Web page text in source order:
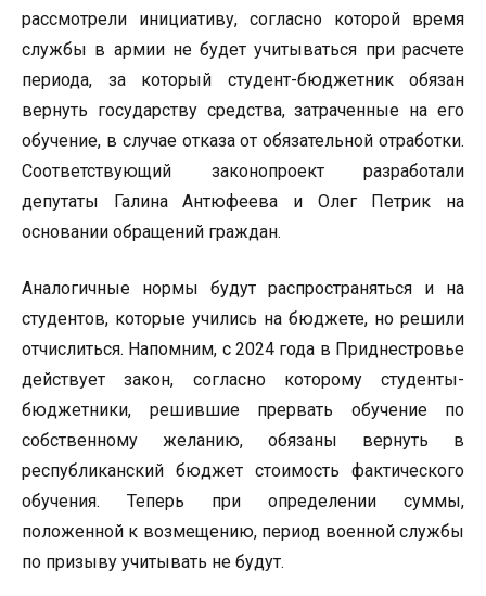
рассмотрели инициативу, согласно которой время
службы в армии не будет учитываться при расчете
периода, за который студент-бюджетник обязан
вернуть государству средства, затраченные на его
обучение, в случае отказа от обязательной отработки.
Соответствующий законопроект разработали
депутаты Галина Антюфеева и Олег Петрик на
основании обращений граждан.
Аналогичные нормы будут распространяться и на
студентов, которые учились на бюджете, но решили
отчислиться. Напомним, с 2024 года в Приднестровье
действует закон, согласно которому студенты-
бюджетники, решившие прервать обучение по
собственному желанию, обязаны вернуть в
республиканский бюджет стоимость фактического
обучения. Теперь при определении суммы,
положенной к возмещению, период военной службы
по призыву учитывать не будут.